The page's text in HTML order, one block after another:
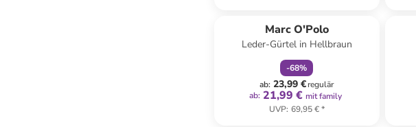
Marc O'Polo
Leder-Gürtel in Hellbraun
-68%
ab: 23,99 €regulär
ab: 21,99 € mit family
UVP: 69,95 €*